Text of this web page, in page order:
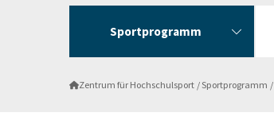
Sportprogramm
Zentrum für Hochschulsport Sportprogramm